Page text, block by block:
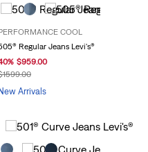
COOL
Regular Jeans Levi's®
% $959.00
1599.00
New Arrivals